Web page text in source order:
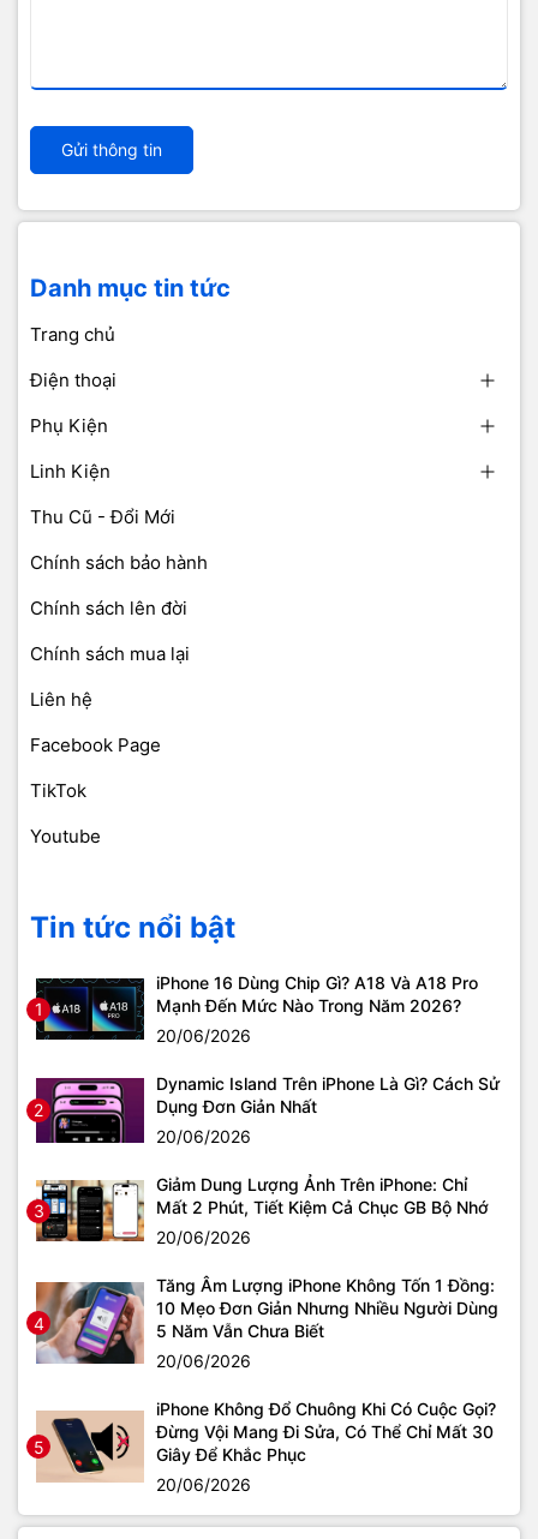
Gửi thông tin
Danh mục tin tức
Trang chủ
Điện thoại
Phụ Kiện
Linh Kiện
Thu Cũ - Đổi Mới
Chính sách bảo hành
Chính sách lên đời
Chính sách mua lại
Liên hệ
Facebook Page
TikTok
Youtube
Tin tức nổi bật
1
iPhone 16 Dùng Chip Gì? A18 Và A18 Pro
Mạnh Đến Mức Nào Trong Năm 2026?
20/06/2026
2
Dynamic Island Trên iPhone Là Gì? Cách Sử
Dụng Đơn Giản Nhất
20/06/2026
3
Giảm Dung Lượng Ảnh Trên iPhone: Chỉ
Mất 2 Phút, Tiết Kiệm Cả Chục GB Bộ Nhớ
20/06/2026
4
Tăng Âm Lượng iPhone Không Tốn 1 Đồng:
10 Mẹo Đơn Giản Nhưng Nhiều Người Dùng
5 Năm Vẫn Chưa Biết
20/06/2026
5
iPhone Không Đổ Chuông Khi Có Cuộc Gọi?
Đừng Vội Mang Đi Sửa, Có Thể Chỉ Mất 30
Giây Để Khắc Phục
20/06/2026